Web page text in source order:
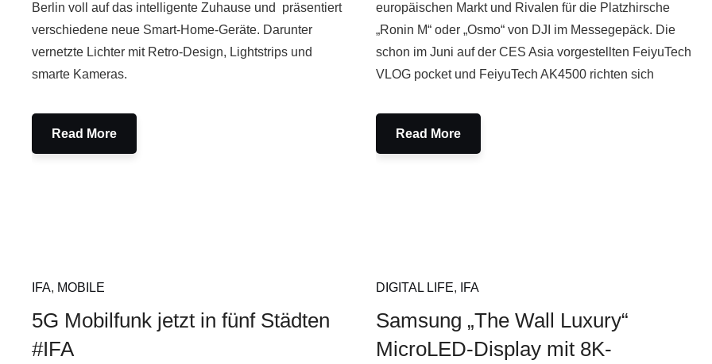
Berlin voll auf das intelligente Zuhause und präsentiert
verschiedene neue Smart-Home-Geräte. Darunter
vernetzte Lichter mit Retro-Design, Lightstrips und
smarte Kameras.
Read More
europäischen Markt und Rivalen für die Platzhirsche
„Ronin M“ oder „Osmo“ von DJI im Messegepäck. Die
schon im Juni auf der CES Asia vorgestellten FeiyuTech
VLOG pocket und FeiyuTech AK4500 richten sich
Read More
IFA, MOBILE
5G Mobilfunk jetzt in fünf Städten
#IFA
DIGITAL LIFE, IFA
Samsung „The Wall Luxury“
MicroLED-Display mit 8K-